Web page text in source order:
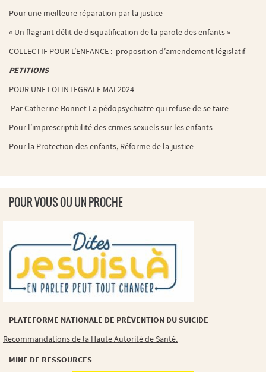
Pour une meilleure réparation par la justice
« Un flagrant délit de disqualification de la parole des enfants »
COLLECTIF POUR L’ENFANCE : proposition d’amendement législatif
PETITIONS
POUR UNE LOI INTEGRALE MAI 2024
Par Catherine Bonnet La pédopsychiatre qui refuse de se taire
Pour l’imprescriptibilité des crimes sexuels sur les enfants
Pour la Protection des enfants, Réforme de la justice
POUR VOUS OU UN PROCHE
PLATEFORME NATIONALE DE PRÉVENTION DU SUICIDE
Recommandations de la Haute Autorité de Santé.
MINE DE RESSOURCES